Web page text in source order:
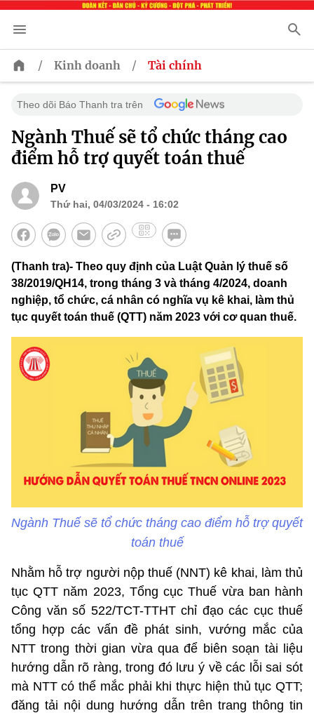
/ Kinh doanh / Tài chính
Theo dõi Báo Thanh tra trên
Ngành Thuế sẽ tổ chức tháng cao
điểm hỗ trợ quyết toán thuế
PV
Thứ hai, 04/03/2024 - 16:02
(Thanh tra)- Theo quy định của Luật Quản lý thuế số
38/2019/QH14, trong tháng 3 và tháng 4/2024, doanh
nghiệp, tổ chức, cá nhân có nghĩa vụ kê khai, làm thủ
tục quyết toán thuế (QTT) năm 2023 với cơ quan thuế.
Ngành Thuế sẽ tổ chức tháng cao điểm hỗ trợ quyết
toán thuế
Nhằm hỗ trợ người nộp thuế (NNT) kê khai, làm thủ
tục QTT năm 2023, Tổng cục Thuế vừa ban hành
Công văn số 522/TCT-TTHT chỉ đạo các cục thuế
tổng hợp các vấn đề phát sinh, vướng mắc của
NTT trong thời gian vừa qua để biên soạn tài liệu
hướng dẫn rõ ràng, trong đó lưu ý về các lỗi sai sót
mà NTT có thể mắc phải khi thực hiện thủ tục QTT;
đăng tải nội dung hướng dẫn trên trang thông tin